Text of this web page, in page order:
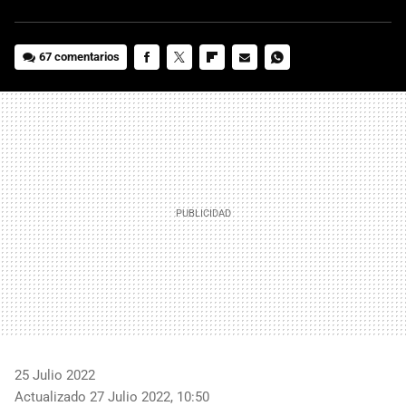
67 comentarios
MAIL
25 Julio 2022
Actualizado 27 Julio 2022, 10:50